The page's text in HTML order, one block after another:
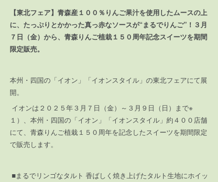
【東北フェア】青森産１００％りんご果汁を使用したムースの上
に、たっぷりとかかった真っ赤なソースが“まるでりんご”！３月
７日（金）から、青森りんご植栽１５０周年記念スイーツを期間
限定販売。
本州・四国の「イオン」「イオンスタイル」の東北フェアにて展
開。
イオンは２０２５年３月７日（金）～３月９日（日）まで※
１）、本州・四国の「イオン」「イオンスタイル」約４００店舗
にて、青森りんご植栽１５０周年を記念したスイーツを期間限定
で販売します。
■まるでリンゴなタルト 香ばしく焼き上げたタルト生地にホイッ